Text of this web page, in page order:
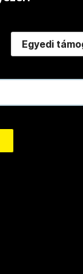
Egyedi